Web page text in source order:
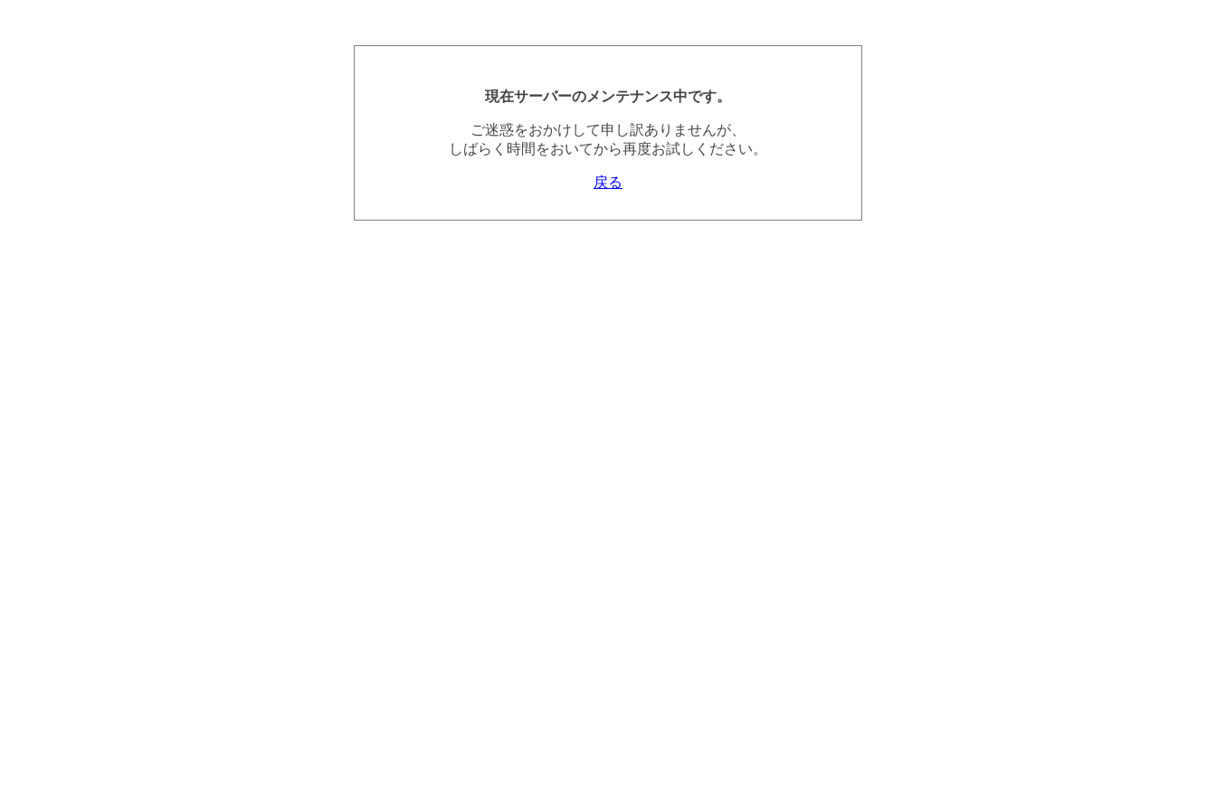
現在サーバーのメンテナンス中です。
ご迷惑をおかけして申し訳ありませんが、
しばらく時間をおいてから再度お試しください。
戻る